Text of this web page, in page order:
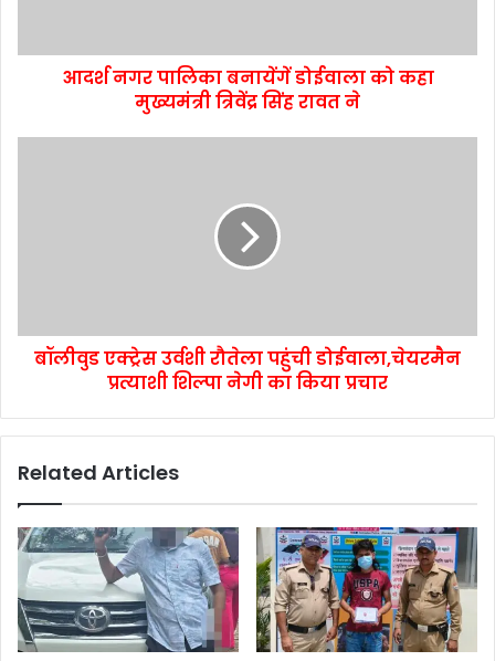
आदर्श नगर पालिका बनायेंगें डोईवाला को कहा
मुख्यमंत्री त्रिवेंद्र सिंह रावत ने
बॉलीवुड एक्ट्रेस उर्वशी रौतेला पहुंची डोईवाला,चेयरमैन
प्रत्याशी शिल्पा नेगी का किया प्रचार
Related Articles